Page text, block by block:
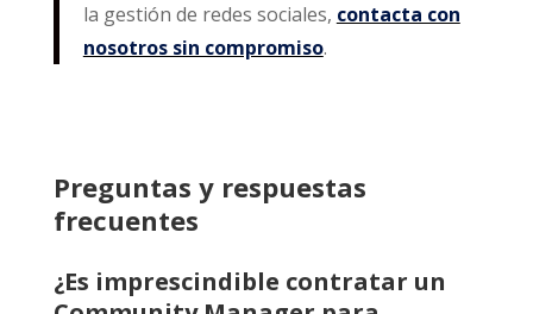
la gestión de redes sociales, contacta con
nosotros sin compromiso.
Preguntas y respuestas
frecuentes
¿Es imprescindible contratar un